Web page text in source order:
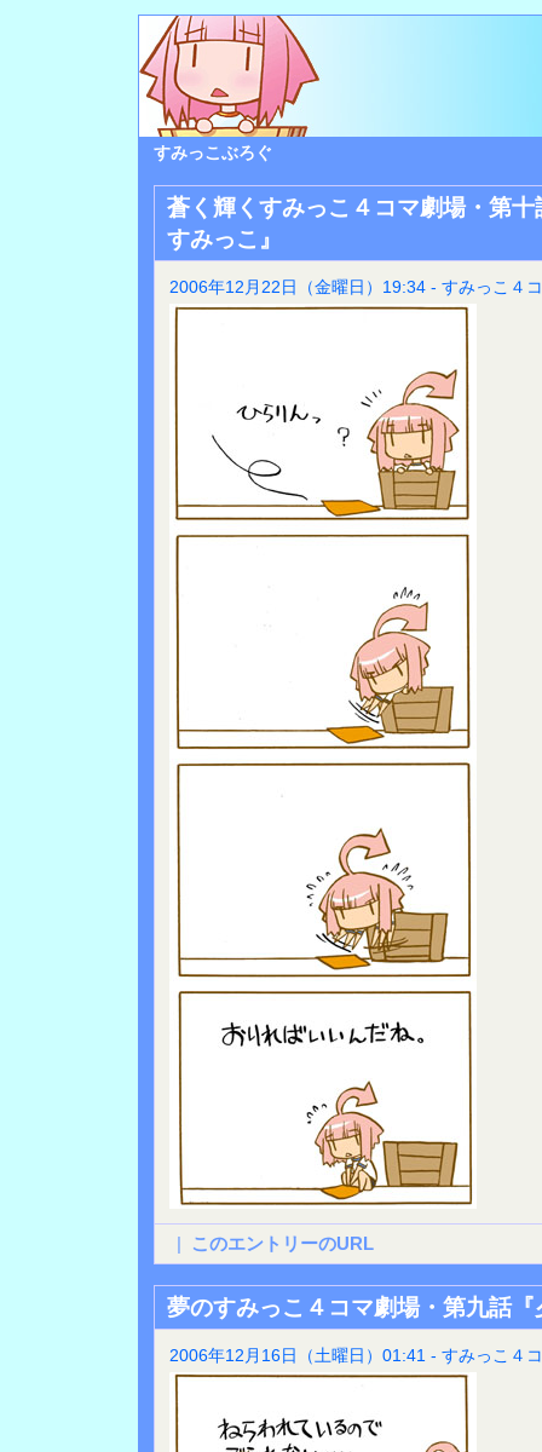
すみっこぶろぐ
蒼く輝くすみっこ４コマ劇場・第
すみっこ』
2006年12月22日（金曜日）19:34 - すみっこ４
| このエントリーのURL
夢のすみっこ４コマ劇場・第九話
2006年12月16日（土曜日）01:41 - すみっこ４